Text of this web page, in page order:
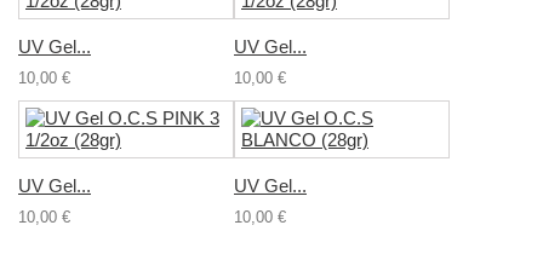
UV Gel...
10,00 €
UV Gel...
10,00 €
UV Gel...
10,00 €
UV Gel...
10,00 €